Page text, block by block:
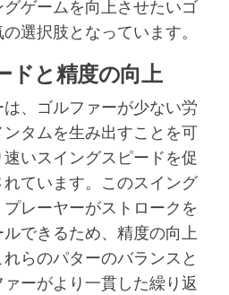
ゲームを向上させたいゴ
選択肢となっています。
ドと精度の向上
、ゴルファーが少ない労
タムを生み出すことを可
いスイングスピードを促
ています。このスイング
レーヤーがストロークを
できるため、精度の向上
らのパターのバランスと
ーがより一貫した繰り返